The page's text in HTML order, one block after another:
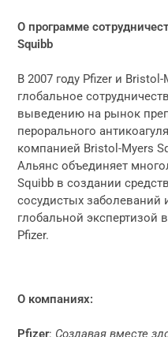
О программе
Squibb
В 2007 году Pfizer и
глобальное
выведению на рынок
перорального
компанией Bristol-Myers
Альянс объединяет
Squibb в создании
сосудистых заболеваний
глобальной экспертизой
Pfizer.
О компаниях:
Pfizer: Создавая вместе